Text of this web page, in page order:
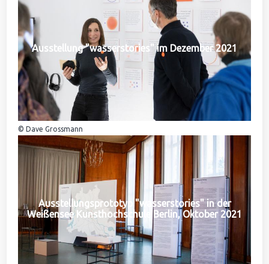
Ausstellung "wasserstories" im Dezember 2021
© Dave Grossmann
Ausstellungsprototyp "wasserstories" in der
Weißensee Kunsthochschule Berlin, Oktober 2021